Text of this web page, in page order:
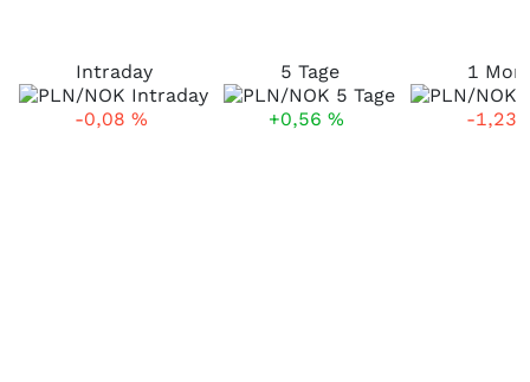
Intraday
-0,08 %
5 Tage
+0,56 %
1
-1,23